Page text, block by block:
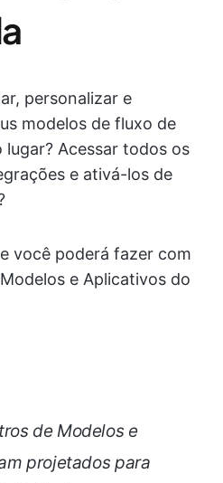
personalizar e
modelos de fluxo de
Acessar todos os
e ativá-los de
você poderá fazer com
e Aplicativos do
de Modelos e
projetados para